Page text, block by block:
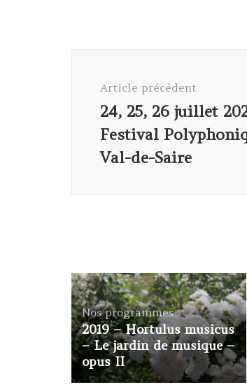
Article précédent
24, 25, 26 juillet
Festival
Val-de-Saire
Nos programmes
2019 – Hortulus musicus
– Le jardin de musique –
opus II